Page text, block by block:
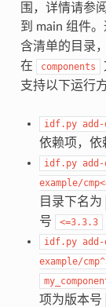
围，详情请参阅
到 main 组件。
含清单的目录
在
components
支持以下运行方
idf.py add-
依赖项，依
idf.py add-
example/
目录下名为
号
<=3.3.3
idf.py add-
example/
项为版本号